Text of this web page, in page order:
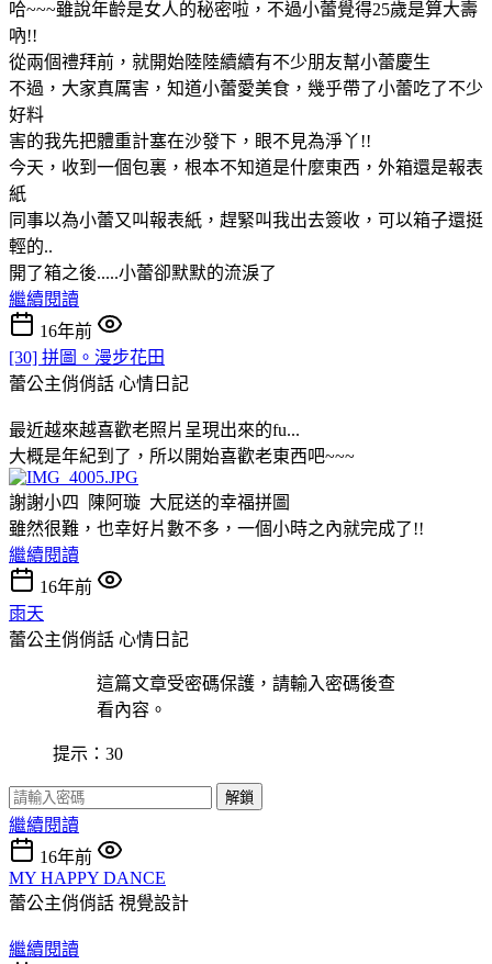
哈~~~雖說年齡是女人的秘密啦，不過小蕾覺得25歲是算大壽
吶!!
從兩個禮拜前，就開始陸陸續續有不少朋友幫小蕾慶生
不過，大家真厲害，知道小蕾愛美食，幾乎帶了小蕾吃了不少
好料
害的我先把體重計塞在沙發下，眼不見為淨丫!!
今天，收到一個包裏，根本不知道是什麼東西，外箱還是報表
紙
同事以為小蕾又叫報表紙，趕緊叫我出去簽收，可以箱子還挺
輕的..
開了箱之後.....小蕾卻默默的流淚了
繼續閱讀
16年前
[30] 拼圖。漫步花田
蕾公主俏俏話 心情日記
最近越來越喜歡老照片呈現出來的fu...
大概是年紀到了，所以開始喜歡老東西吧~~~
謝謝小四 陳阿璇 大屁送的幸福拼圖
雖然很難，也幸好片數不多，一個小時之內就完成了!!
繼續閱讀
16年前
雨天
蕾公主俏俏話 心情日記
這篇文章受密碼保護，請輸入密碼後查
看內容。
提示：30
解鎖
繼續閱讀
16年前
MY HAPPY DANCE
蕾公主俏俏話 視覺設計
繼續閱讀